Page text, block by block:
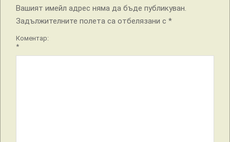
Вашият имейл адрес няма да бъде публикуван.
Задължителните полета са отбелязани с *
Коментар:
*